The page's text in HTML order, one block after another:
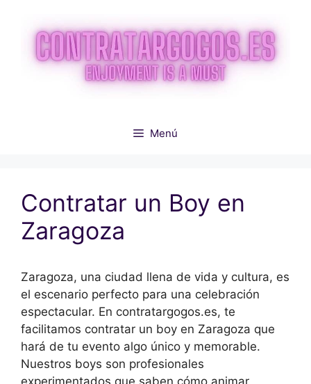
contenido
Menú
Contratar un Boy en
Zaragoza
Zaragoza, una ciudad llena de vida y cultura, es
el escenario perfecto para una celebración
espectacular. En contratargogos.es, te
facilitamos contratar un boy en Zaragoza que
hará de tu evento algo único y memorable.
Nuestros boys son profesionales
experimentados que saben cómo animar